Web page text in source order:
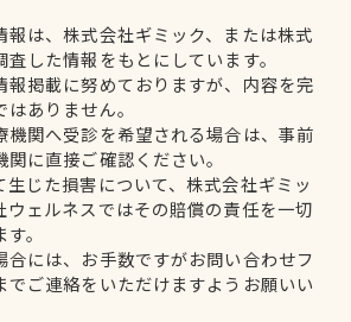
報は、株式会社ギミック、または株式
した情報をもとにしています。
報掲載に努めておりますが、内容を完
ありません。
機関へ受診を希望される場合は、事前
に直接ご確認ください。
生じた損害について、株式会社ギミッ
ウェルネスではその賠償の責任を一切
。
合には、お手数ですがお問い合わせフ
でご連絡をいただけますようお願いい